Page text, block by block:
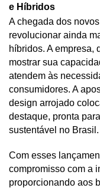
e Híbridos
A chegada dos
revolucionar ainda
híbridos. A empresa,
mostrar sua
atendem às
consumidores. A
design arrojado
destaque, pronta
sustentável no Brasil.
Com esses
compromisso com a
proporcionando aos